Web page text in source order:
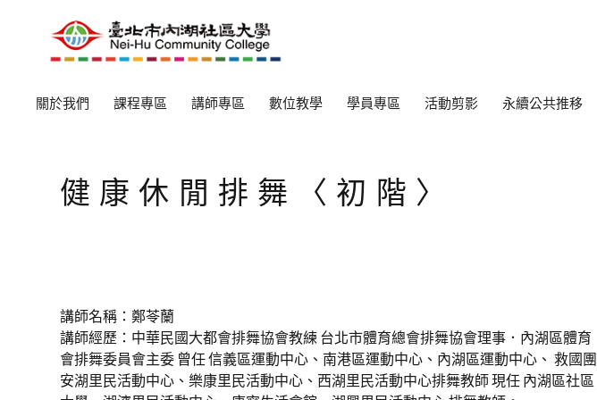
關於我們 課程專區 講師專區 數位教學 學員專區 活動剪影 永續公共推移
健康休閒排舞〈初階〉
講師名稱：鄭苓蘭
講師經歷：中華民國大都會排舞協會教練 台北市體育總會排舞協會理事．內湖區體育
會排舞委員會主委 曾任 信義區運動中心、南港區運動中心、內湖區運動中心、 救國團
安湖里民活動中心、樂康里民活動中心、西湖里民活動中心排舞教師 現任 內湖區社區